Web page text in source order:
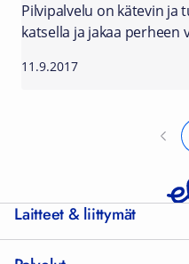
Pilvipalvelu on kätevin ja
katsella ja jakaa perheen
11.9.2017
Laitteet & liittymät